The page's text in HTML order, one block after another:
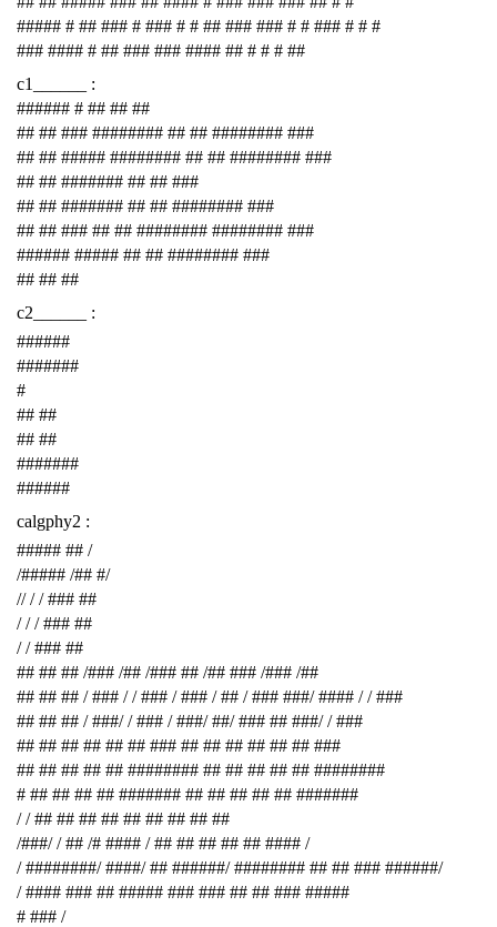
##### # ## ### # ### # # ## ### ### # # ### # # #
### #### # ## ### ### #### ## # # # ##
c1______ :
###### # ## ## ##
## ## ### ######## ## ## ######## ###
## ## ##### ######## ## ## ######## ###
## ## ####### ## ## ###
## ## ####### ## ## ######## ###
## ## ### ## ## ######## ######## ###
###### ##### ## ## ######## ###
## ## ##
c2______ :
######
#######
#
## ##
## ##
#######
######
calgphy2 :
##### ## /
/##### /## #/
// / / ### ##
/ / / ### ##
/ / ### ##
## ## ## /### /## /### ## /## ### /### /##
## ## ## / ### / / ### / ### / ## / ### ###/ #### / / ###
## ## ## / ###/ / ### / ###/ ##/ ### ## ###/ / ###
## ## ## ## ## ## ### ## ## ## ## ## ## ###
## ## ## ## ## ######## ## ## ## ## ## ########
# ## ## ## ## ####### ## ## ## ## ## #######
/ / ## ## ## ## ## ## ## ## ##
/###/ / ## /# #### / ## ## ## ## ## #### /
/ ########/ ####/ ## ######/ ######## ## ## ### ######/
/ #### ### ## ##### ### ### ## ## ### #####
# ### /